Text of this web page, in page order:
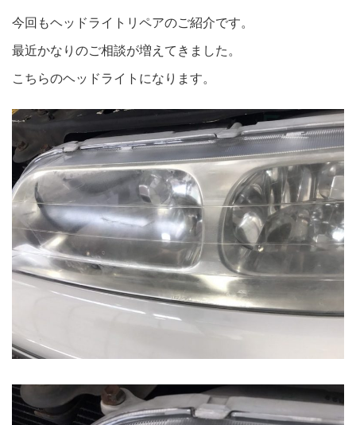
今回もヘッドライトリペアのご紹介です。
最近かなりのご相談が増えてきました。
こちらのヘッドライトになります。